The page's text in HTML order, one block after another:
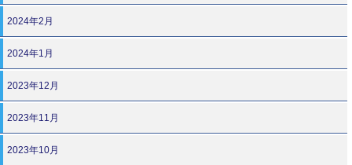
2024年2月
2024年1月
2023年12月
2023年11月
2023年10月